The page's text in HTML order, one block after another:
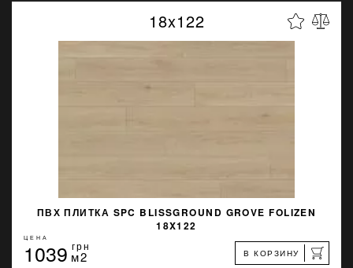
18x122
ПВХ ПЛИТКА SPC BLISSGROUND GROVE FOLIZEN
18X122
ЦЕНА
1039 грн
м2 В КОРЗИНУ